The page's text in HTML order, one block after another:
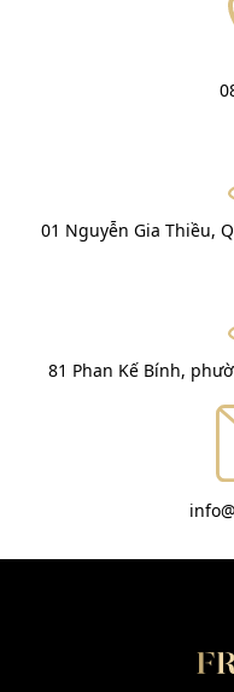
01 Nguyễn Gia Thiều,
81 Phan Kế Bính,